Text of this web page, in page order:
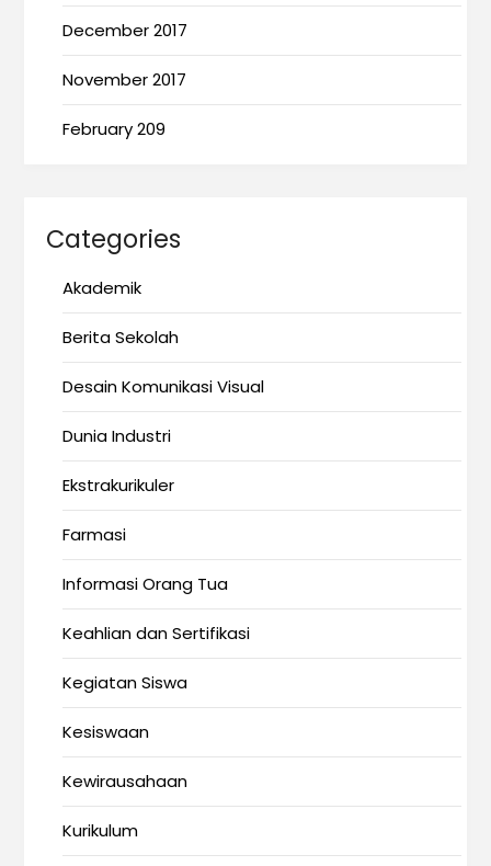
December 2017
November 2017
February 209
Categories
Akademik
Berita Sekolah
Desain Komunikasi Visual
Dunia Industri
Ekstrakurikuler
Farmasi
Informasi Orang Tua
Keahlian dan Sertifikasi
Kegiatan Siswa
Kesiswaan
Kewirausahaan
Kurikulum